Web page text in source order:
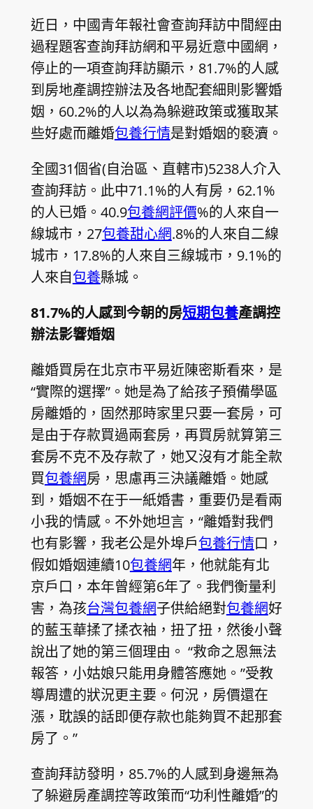
近日，中國青年報社會查詢拜訪中間經由
過程題客查詢拜訪網和平易近意中國網，
停止的一項查詢拜訪顯示，81.7%的人感
到房地產調控辦法及各地配套細則影響婚
姻，60.2%的人以為為躲避政策或獲取某
些好處而離婚包養行情是對婚姻的褻瀆。
全國31個省(自治區、直轄市)5238人介入
查詢拜訪。此中71.1%的人有房，62.1%
的人已婚。40.9包養網評價%的人來自一
線城市，27包養甜心網.8%的人來自二線
城市，17.8%的人來自三線城市，9.1%的
人來自包養縣城。
81.7%的人感到今朝的房短期包養產調控
辦法影響婚姻
離婚買房在北京市平易近陳密斯看來，是
“實際的選擇”。她是為了給孩子預備學區
房離婚的，固然那時家里只要一套房，可
是由于存款買過兩套房，再買房就算第三
套房不克不及存款了，她又沒有才能全款
買包養網房，思慮再三決議離婚。她感
到，婚姻不在于一紙婚書，重要仍是看兩
小我的情感。不外她坦言，“離婚對我們
也有影響，我老公是外埠戶包養行情口，
假如婚姻連續10包養網年，他就能有北
京戶口，本年曾經第6年了。我們衡量利
害，為孩台灣包養網子供給絕對包養網好
的藍玉華揉了揉衣袖，扭了扭，然後小聲
說出了她的第三個理由。 “救命之恩無法
報答，小姑娘只能用身體答應她。”受教
導周遭的狀況更主要。何況，房價還在
漲，耽誤的話即便存款也能夠買不起那套
房了。”
查詢拜訪發明，85.7%的人感到身邊無為
了躲避房產調控等政策而“功利性離婚”的